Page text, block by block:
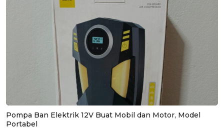
Pompa Ban Elektrik 12V Buat Mobil dan Motor, Model
Portabel